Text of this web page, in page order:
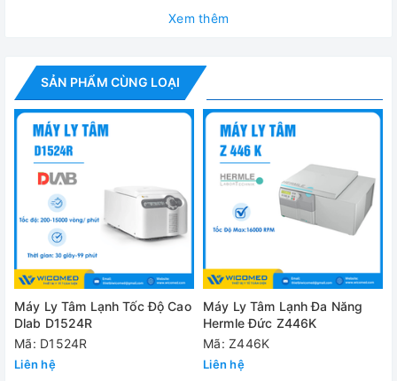
✅ Có vỏ làm bằng kim loại chắc chắn, buồng ly tâm làm
Thông số kỹ thuật
Model Roto Silenta 630RS
Rotor văng
Tốc độ max 6.000 vòng/phút
RCF max 6.520
Kích thước 973 x 813 x 1015 mm
Trọng lượng 355 kg
Nhiệt độ -20°C đến + 40°C
Nguồn điện 230V/50-60Hz
Xem thêm
SẢN PHẨM CÙNG LOẠI
Máy Ly Tâm Lạnh Tốc Độ Cao
Dlab D1524R
Mã: D1524R
Liên hệ
Máy Ly Tâm Lạnh Đa Năng
Hermle Đức Z446K
Mã: Z446K
Liên hệ